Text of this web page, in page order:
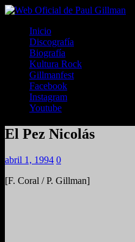
Inicio
Discografía
Biografía
Kultura Rock
Gillmanfest
Facebook
Instagram
Youtube
El Pez Nicolás
abril 1, 1994 0
[F. Coral / P. Gillman]